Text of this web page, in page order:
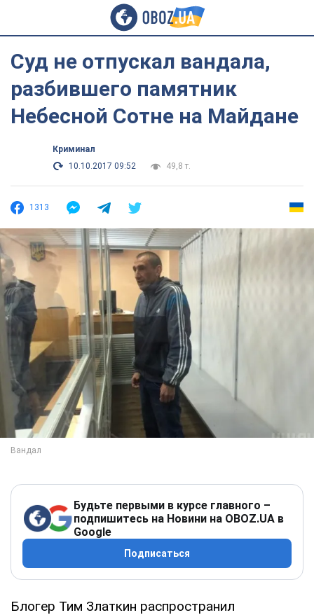
Суд не отпускал вандала,
разбившего памятник
Небесной Сотне на Майдане
Криминал
10.10.2017 09:52
49,8 т.
1313
Будьте первыми в курсе главного –
подпишитесь на Новини на OBOZ.UA в
Google
Подписаться
Блогер Тим Златкин распространил